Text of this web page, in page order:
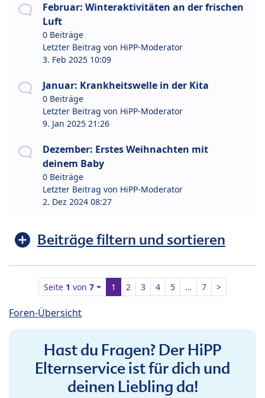
Februar: Winteraktivitäten an der frischen
Luft
0 Beiträge
Letzter Beitrag von HiPP-Moderator
3. Feb 2025 10:09
Januar: Krankheitswelle in der Kita
0 Beiträge
Letzter Beitrag von HiPP-Moderator
9. Jan 2025 21:26
Dezember: Erstes Weihnachten mit
deinem Baby
0 Beiträge
Letzter Beitrag von HiPP-Moderator
2. Dez 2024 08:27
Beiträge filtern und sortieren
Seite 1 von7 1 2 3 4 5 … 7 >
Foren-Übersicht
Hast du Fragen? Der HiPP
Elternservice ist für dich und
deinen Liebling da!